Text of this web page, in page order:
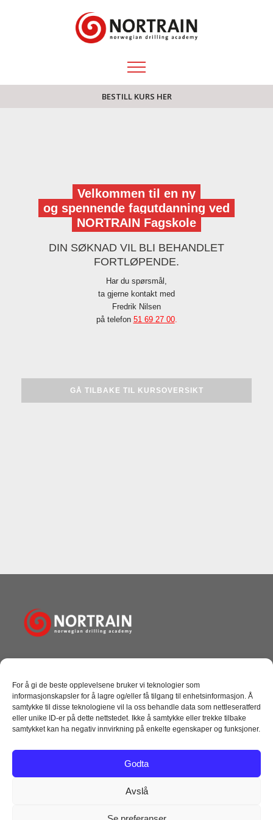
For å gi de beste opplevelsene bruker vi teknologier som
informasjonskapsler for å lagre og/eller få tilgang til enhetsinformasjon. Å
samtykke til disse teknologiene vil la oss behandle data som nettleseratferd
eller unike ID-er på dette nettstedet. Ikke å samtykke eller trekke tilbake
samtykket kan ha negativ innvirkning på enkelte egenskaper og funksjoner.
Godta
Avslå
BESTILL KURS HER
Velkommen til en ny
og spennende fagutdanning ved
NORTRAIN Fagskole
DIN SØKNAD VIL BLI BEHANDLET
FORTLØPENDE.
Har du spørsmål,
ta gjerne kontakt med
Fredrik Nilsen
på telefon 51 69 27 00.
GÅ TILBAKE TIL KURSOVERSIKT
Tangen 10, Dusavik
4072 Randaberg
+ 47 51 69 27 00
post@nortrain.no